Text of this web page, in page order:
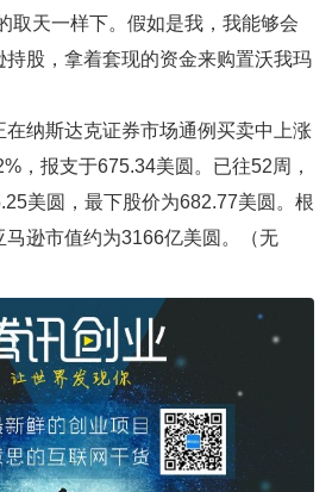
取天一样下。假如是我，我能够会
持股，拿着套现的资金来购置沃我玛
在纳斯达克证券市场通例买卖中上涨
，报支于675.34美圆。已往52周，
美圆，最下股价为682.77美圆。根
逊市值约为3166亿美圆。（无